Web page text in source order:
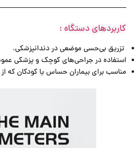
کاربردهای دستگاه :
تزریق بی‌حسی موضعی در دندانپزشکی.
استفاده در جراحی‌های کوچک و پزشکی
مناسب برای بیماران حساس یا کودکان که